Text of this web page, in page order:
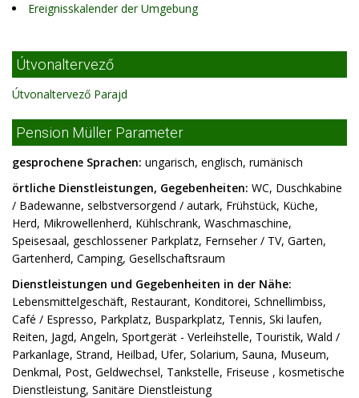
Ereignisskalender der Umgebung
Útvonaltervező
Útvonaltervező Parajd
Pension Müller Parameter
gesprochene Sprachen: ungarisch, englisch, rumänisch
örtliche Dienstleistungen, Gegebenheiten: WC, Duschkabine
/ Badewanne, selbstversorgend / autark, Frühstück, Küche,
Herd, Mikrowellenherd, Kühlschrank, Waschmaschine,
Speisesaal, geschlossener Parkplatz, Fernseher / TV, Garten,
Gartenherd, Camping, Gesellschaftsraum
Dienstleistungen und Gegebenheiten in der Nähe:
Lebensmittelgeschäft, Restaurant, Konditorei, Schnellimbiss,
Café / Espresso, Parkplatz, Busparkplatz, Tennis, Ski laufen,
Reiten, Jagd, Angeln, Sportgerät - Verleihstelle, Touristik, Wald /
Parkanlage, Strand, Heilbad, Ufer, Solarium, Sauna, Museum,
Denkmal, Post, Geldwechsel, Tankstelle, Friseuse , kosmetische
Dienstleistung, Sanitäre Dienstleistung